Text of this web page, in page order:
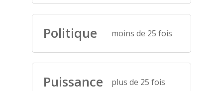
Politique moins de 25 fois
Puissance plus de 25 fois